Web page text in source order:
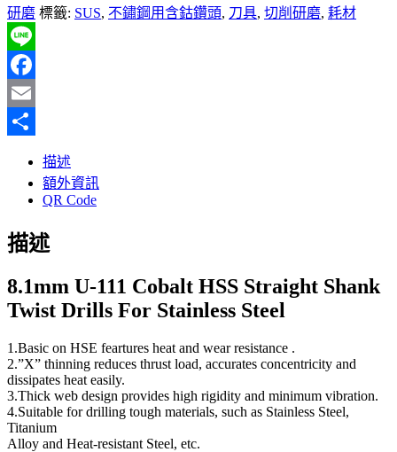
研磨 標籤: SUS, 不鏽鋼用含鈷鑽頭, 刀具, 切削研磨, 耗材
Line
Facebook
Email
描述
額外資訊
QR Code
描述
8.1mm U-111 Cobalt HSS Straight Shank
Twist Drills For Stainless Steel
1.Basic on HSE feartures heat and wear resistance .
2.”X” thinning reduces thrust load, accurates concentricity and
dissipates heat easily.
3.Thick web design provides high rigidity and minimum vibration.
4.Suitable for drilling tough materials, such as Stainless Steel,
Titanium
Alloy and Heat-resistant Steel, etc.